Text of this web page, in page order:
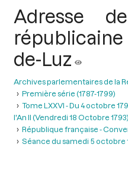
Adresse
républicaine
de-Luz
Archives parlementaires de la
Première série (1787-1799)
Tome LXXVI - Du 4 octobre
l'An II (Vendredi 18 Octobre 1793)
République française -
Séance du samedi 5 octobre